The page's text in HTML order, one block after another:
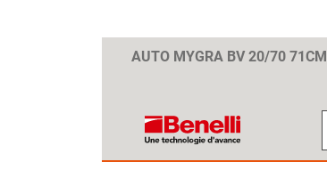
AUTO MYGRA BV 20/70 71CM